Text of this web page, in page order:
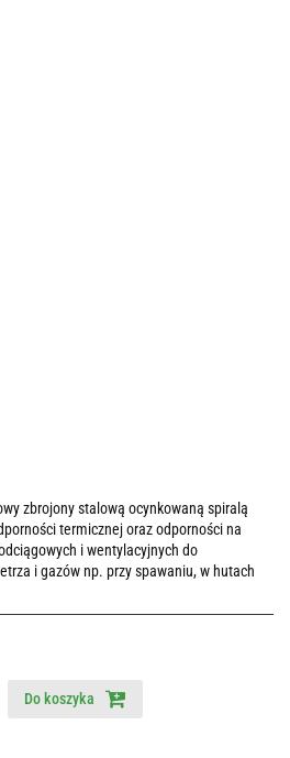
zbrojony stalową ocynkowaną spiralą
termicznej oraz odporności na
i wentylacyjnych do
i gazów np. przy spawaniu, w hutach
Do koszyka